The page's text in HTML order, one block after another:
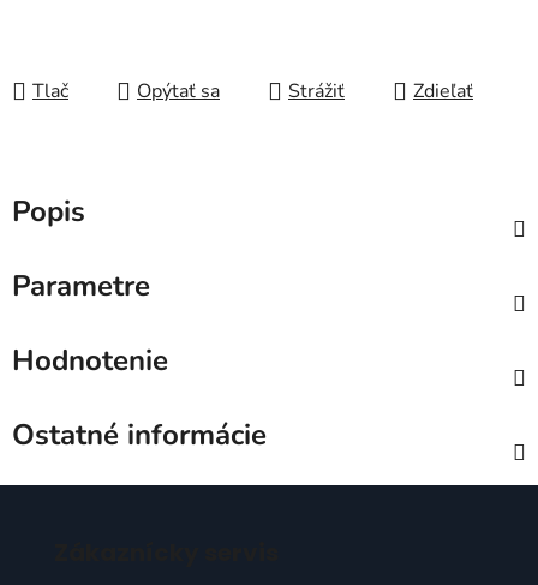
Tlač Opýtať sa Strážiť Zdieľať
Popis
Parametre
Hodnotenie
Ostatné informácie